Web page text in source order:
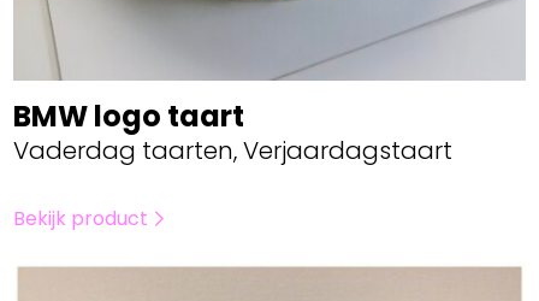
BMW logo taart
Vaderdag taarten, Verjaardagstaart
Bekijk product